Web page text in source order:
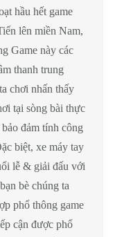
hầu hết game
lên miền Nam,
Game này các
thanh trung
chơi nhấn thấy
tại sòng bài thực
đảm tính công
biệt, xe máy tay
lễ & giải đấu với
bè chúng ta
phổ thông game
cận được phổ